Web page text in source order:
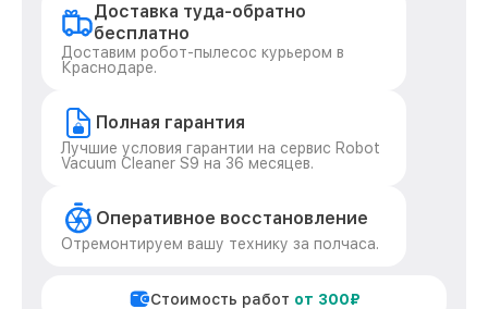
Доставка туда-обратно
бесплатно
Доставим робот-пылесос курьером в
Краснодаре.
Полная гарантия
Лучшие условия гарантии на сервис Robot
Vacuum Cleaner S9 на 36 месяцев.
Оперативное восстановление
Отремонтируем вашу технику за полчаса.
Стоимость работ от 300₽